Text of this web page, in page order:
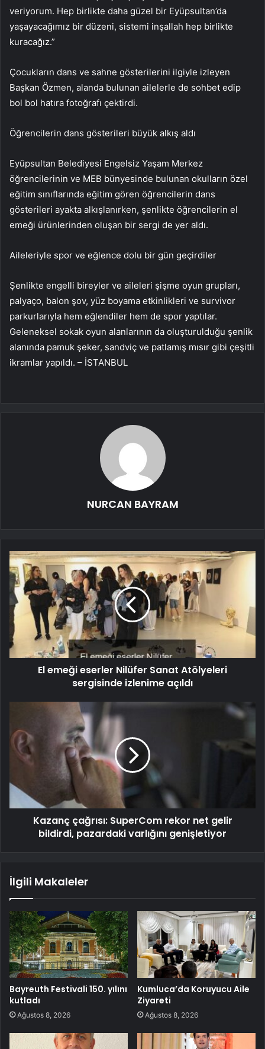
veriyorum. Hep birlikte daha güzel bir Eyüpsultan’da
yaşayacağımız bir düzeni, sistemi inşallah hep birlikte
kuracağız.”
Çocukların dans ve sahne gösterilerini ilgiyle izleyen
Başkan Özmen, alanda bulunan ailelerle de sohbet edip
bol bol hatıra fotoğrafı çektirdi.
Öğrencilerin dans gösterileri büyük alkış aldı
Eyüpsultan Belediyesi Engelsiz Yaşam Merkez
öğrencilerinin ve MEB bünyesinde bulunan okulların özel
eğitim sınıflarında eğitim gören öğrencilerin dans
gösterileri ayakta alkışlanırken, şenlikte öğrencilerin el
emeği ürünlerinden oluşan bir sergi de yer aldı.
Aileleriyle spor ve eğlence dolu bir gün geçirdiler
Şenlikte engelli bireyler ve aileleri şişme oyun grupları,
palyaço, balon şov, yüz boyama etkinlikleri ve survivor
parkurlarıyla hem eğlendiler hem de spor yaptılar.
Geleneksel sokak oyun alanlarının da oluşturulduğu şenlik
alanında pamuk şeker, sandviç ve patlamış mısır gibi çeşitli
ikramlar yapıldı. – İSTANBUL
NURCAN BAYRAM
El emeği eserler Nilüfer Sanat Atölyeleri
sergisinde izlenime açıldı
Kazanç çağrısı: SuperCom rekor net gelir
bildirdi, pazardaki varlığını genişletiyor
İlgili Makaleler
Bayreuth Festivali 150. yılını
kutladı
Ağustos 8, 2026
Kumluca’da Koruyucu Aile
Ziyareti
Ağustos 8, 2026